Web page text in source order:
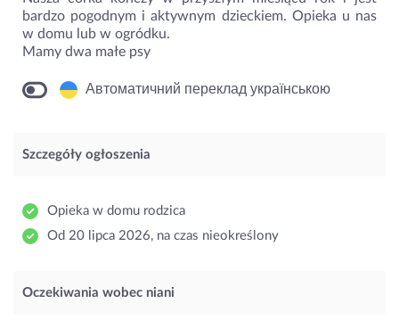
bardzo pogodnym i aktywnym dzieckiem. Opieka u nas
w domu lub w ogródku.
Mamy dwa małe psy
Автоматичний переклад українською
Szczegóły ogłoszenia
Opieka w domu rodzica
Od 20 lipca 2026, na czas nieokreślony
Oczekiwania wobec niani